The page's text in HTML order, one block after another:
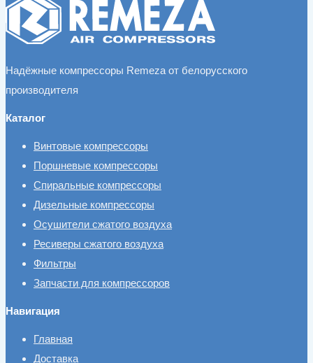
Надёжные компрессоры Remeza от белорусского
производителя
Каталог
Винтовые компрессоры
Поршневые компрессоры
Спиральные компрессоры
Дизельные компрессоры
Осушители сжатого воздуха
Ресиверы сжатого воздуха
Фильтры
Запчасти для компрессоров
Навигация
Главная
Доставка